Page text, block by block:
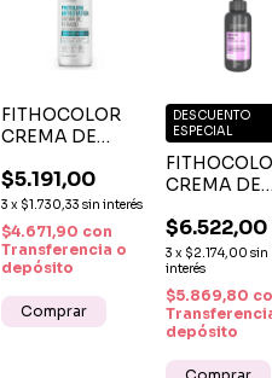
FITHOCOLOR
CREMA DE
PROTULINA
ANTIESTÁTICA
X 170 ML –
CONTROL DE
FRIZZ Y
PROFESIONAL
$5.191,00
3 x $1.730,33 sin interés
$4.671,90 con
Transferencia o
depósito
CREMA DE
GLYCOLIC
BIOTIN X
–
FUERZA Y
CAPILAR
$6.522,00
3 x $2.174,00 sin
interés
DESCUENTO
ESPECIAL
$5.869,80
depósito